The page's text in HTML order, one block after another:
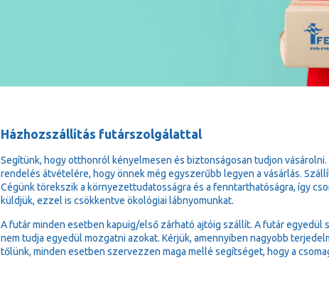
Házhozszállítás futárszolgálattal
Segítünk, hogy otthonról kényelmesen és biztonságosan tudjon
rendelés átvételére, hogy önnek még egyszerűbb legyen a vásárlás.
Cégünk törekszik a környezettudatosságra és a fenntarthatóságra, így
küldjük, ezzel is csökkentve ökológiai lábnyomunkat.
A futár minden esetben kapuig/első zárható ajtóig szállít. A futár egyedül
nem tudja egyedül mozgatni azokat. Kérjük, amennyiben nagyobb
tőlünk, minden esetben szervezzen maga mellé segítséget, hogy a